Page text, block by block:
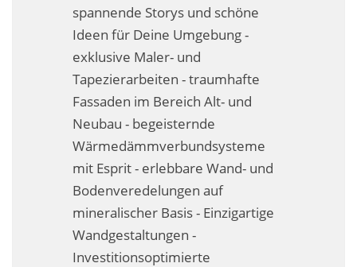
Kontakt
Navigation schließen
spannende Storys und schöne
Ideen für Deine Umgebung -
exklusive Maler- und
Tapezierarbeiten - traumhafte
Fassaden im Bereich Alt- und
Neubau - begeisternde
Wärmedämmverbundsysteme
mit Esprit - erlebbare Wand- und
Bodenveredelungen auf
mineralischer Basis - Einzigartige
Wandgestaltungen -
Investitionsoptimierte